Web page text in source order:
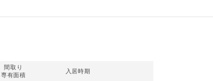
間取り
専有面積
入居時期